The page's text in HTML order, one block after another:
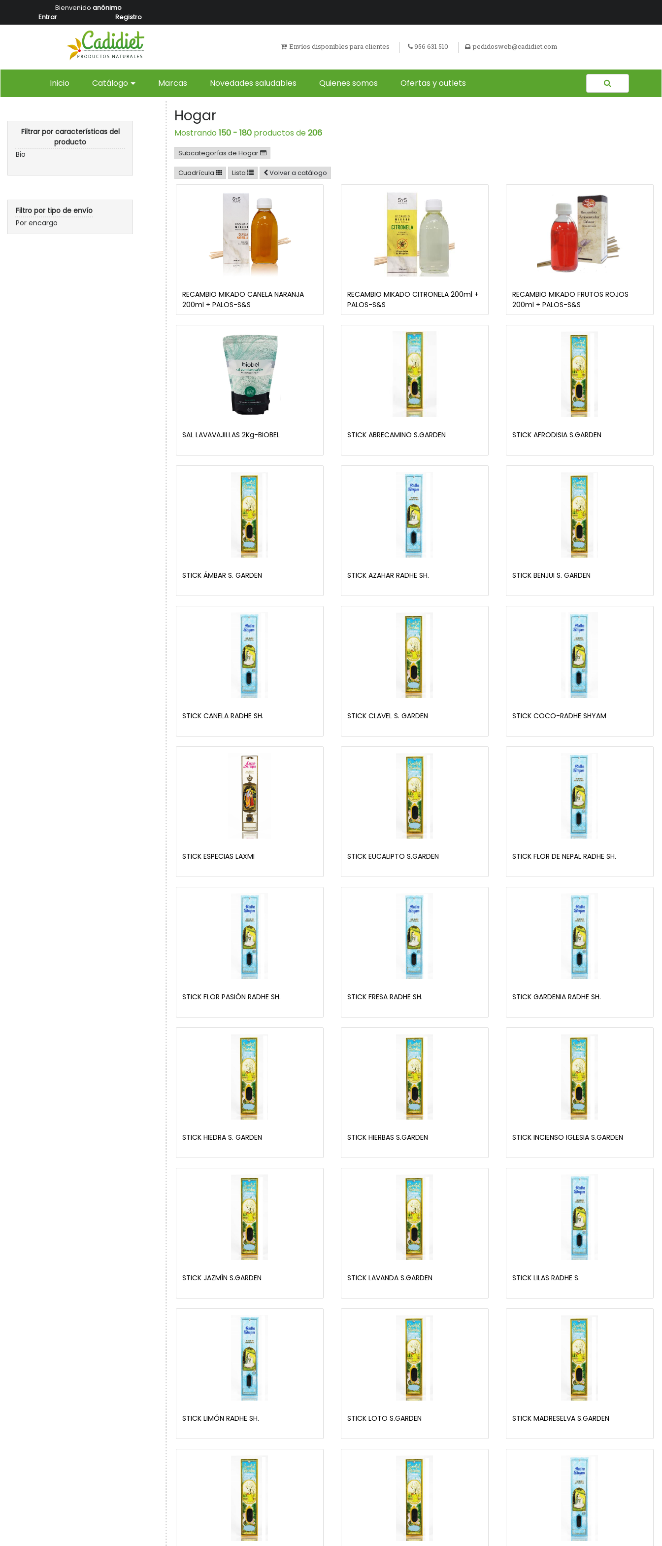
Bienvenido anónimo
Entrar
Registro
Envíos disponibles para clientes 956 631 510 pedidosweb@cadidiet.com
Inicio (current)Catálogo Marcas Novedades saludables Quienes somos Ofertas y outlets
Filtrar por características del
producto
Bio
Filtro por tipo de envío
Por encargo
Hogar
Mostrando 150 - 180 productos de206
Subcategorías de Hogar
Cuadrícula Lista Volver a catálogo
RECAMBIO MIKADO CANELA NARANJA
200ml + PALOS-S&S
RECAMBIO MIKADO CITRONELA 200ml +
PALOS-S&S
RECAMBIO MIKADO FRUTOS ROJOS
200ml + PALOS-S&S
SAL LAVAVAJILLAS 2Kg-BIOBEL STICK ABRECAMINO S.GARDEN STICK AFRODISIA S.GARDEN
STICK ÁMBAR S. GARDEN STICK AZAHAR RADHE SH. STICK BENJUI S. GARDEN
STICK CANELA RADHE SH. STICK CLAVEL S. GARDEN STICK COCO-RADHE SHYAM
STICK ESPECIAS LAXMI STICK EUCALIPTO S.GARDEN STICK FLOR DE NEPAL RADHE SH.
STICK FLOR PASIÓN RADHE SH. STICK FRESA RADHE SH. STICK GARDENIA RADHE SH.
STICK HIEDRA S. GARDEN STICK HIERBAS S.GARDEN STICK INCIENSO IGLESIA S.GARDEN
STICK JAZMÍN S.GARDEN STICK LAVANDA S.GARDEN STICK LILAS RADHE S.
STICK LIMÓN RADHE SH. STICK LOTO S.GARDEN STICK MADRESELVA S.GARDEN